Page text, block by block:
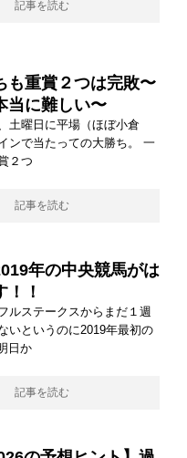
記事を読む
も重賞２つは完敗〜
当に難しい〜
土曜日に平場（ほぼ小倉
ンで当たっての大勝ち。 一
２つ
記事を読む
年の中央競馬がは
！！
ルステークスからまだ１週
いというのに2019年最初の
日か
記事を読む